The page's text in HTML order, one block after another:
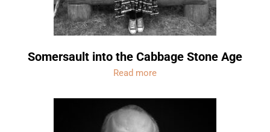
Somersault into the Cabbage Stone Age
Read more